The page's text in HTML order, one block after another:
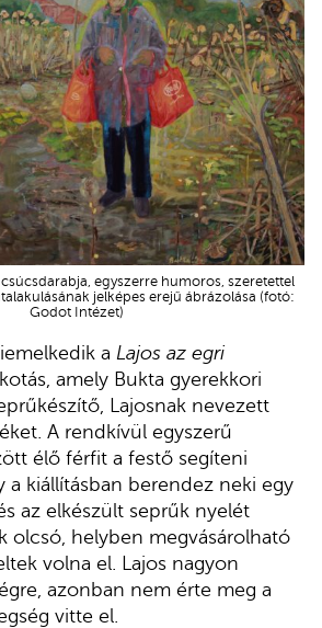
csúcsdarabja, egyszerre humoros, szeretettel
jelképes erejű ábrázolása (fotó:
Godot Intézet)
a Lajos az egri
amely Bukta gyerekkori
Lajosnak nevezett
A rendkívül egyszerű
élő férfit a festő segíteni
a kiállításban berendez neki egy
az elkészült seprűk nyelét
olcsó, helyben megvásárolható
volna el. Lajos nagyon
azonban nem érte meg a
vitte el.